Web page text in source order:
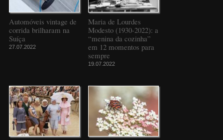
Automóveis vintage de
corrida brilharam na
Suíça
27.07.2022
Maria de Lourdes
Modesto (1930-2022): a
“menina da cozinha”
em 12 momentos para
sempre
19.07.2022